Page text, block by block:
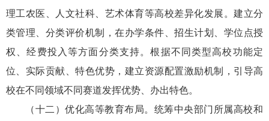
理工农医、人文社科、艺术体育等高校差异化发展。建立分
类管理、分类评价机制，在办学条件、招生计划、学位点授
权、经费投入等方面分类支持。根据不同类型高校功能定
位、实际贡献、特色优势，建立资源配置激励机制，引导高
校在不同领域不同赛道发挥优势、办出特色。
（十二）优化高等教育布局。统筹中央部门所属高校和